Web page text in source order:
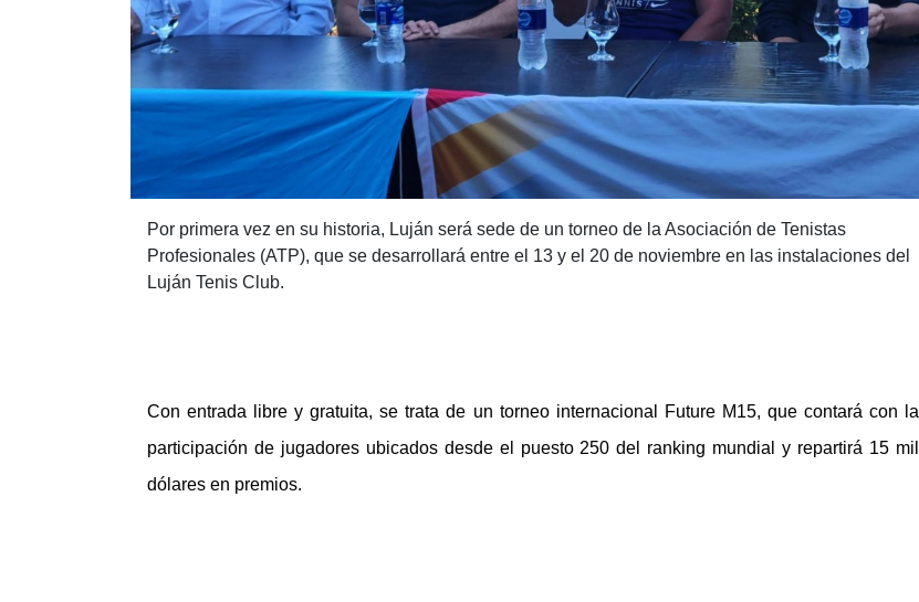
Por primera vez en su historia, Luján será sede de un torneo de la Asociación de Tenistas
Profesionales (ATP), que se desarrollará entre el 13 y el 20 de noviembre en las instalaciones del
Luján Tenis Club.
Con entrada libre y gratuita, se trata de un torneo internacional Future M15, que contará con la
participación de jugadores ubicados desde el puesto 250 del ranking mundial y repartirá 15 mil
dólares en premios.